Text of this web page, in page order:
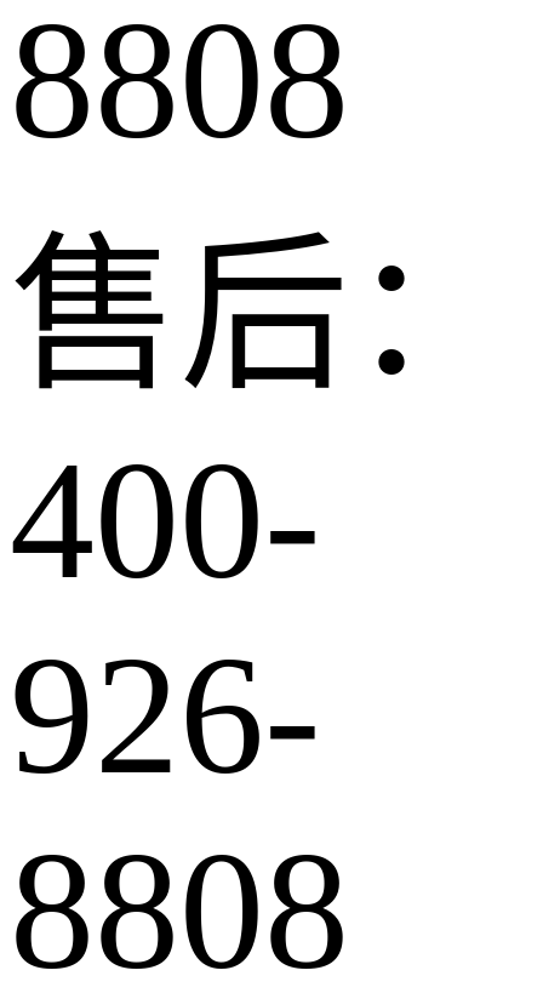
8808
售后：
400-
926-
8808